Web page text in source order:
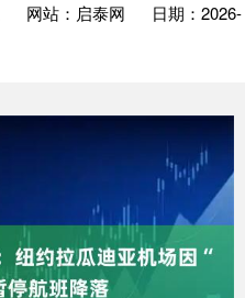
网站：启泰网
日期：2026-